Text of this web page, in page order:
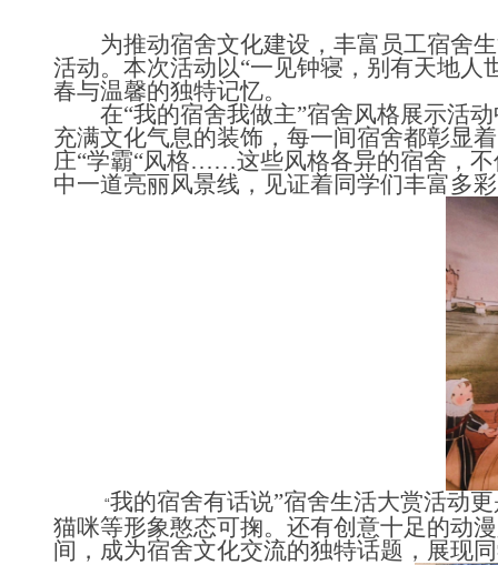
为推动宿舍文化建设，丰富员工宿舍
活动。本次活动以“一见钟寝，别有天地
春与温馨的独特记忆。
在“我的宿舍我做主”宿舍风格展示活
充满文化气息的装饰，每一间宿舍都彰显
庄“学霸“风格……这些风格各异的宿舍，
中一道亮丽风景线，见证着同学们丰富多
“我的宿舍有话说”宿舍生活大赏活动
猫咪等形象憨态可掬。还有创意十足的动
间，成为宿舍文化交流的独特话题，展现